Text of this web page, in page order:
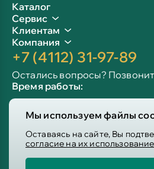
Мы используем файлы
Оставаясь на сайте, Вы
согласие на их использование
Каталог
Сервис
Клиентам
Компания
+7 (4112) 31-97-89
Остались вопросы?
Время работы:
Сб-вс: 10:00 - 19:00
Info@victoria-mebel.ru